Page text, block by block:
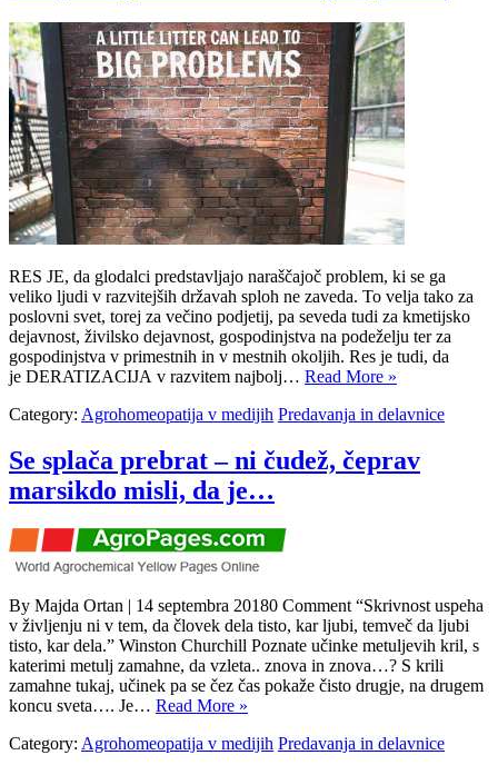
RES JE, da glodalci predstavljajo naraščajoč problem, ki se ga
veliko ljudi v razvitejših državah sploh ne zaveda. To velja tako za
poslovni svet, torej za večino podjetij, pa seveda tudi za kmetijsko
dejavnost, živilsko dejavnost, gospodinjstva na podeželju ter za
gospodinjstva v primestnih in v mestnih okoljih. Res je tudi, da
je DERATIZACIJA v razvitem najbolj… Read More »
Category: Agrohomeopatija v medijih Predavanja in delavnice
Se splača prebrat – ni čudež, čeprav
marsikdo misli, da je…
By Majda Ortan | 14 septembra 20180 Comment “Skrivnost uspeha
v življenju ni v tem, da človek dela tisto, kar ljubi, temveč da ljubi
tisto, kar dela.” Winston Churchill Poznate učinke metuljevih kril, s
katerimi metulj zamahne, da vzleta.. znova in znova…? S krili
zamahne tukaj, učinek pa se čez čas pokaže čisto drugje, na drugem
koncu sveta…. Je… Read More »
Category: Agrohomeopatija v medijih Predavanja in delavnice